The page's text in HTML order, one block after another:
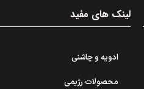
لینک های مفید
ادویه و چاشنی
محصولات رژیمی